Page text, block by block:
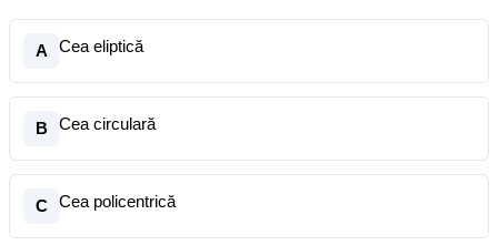
A Cea eliptică
B Cea circulară
C Cea policentrică